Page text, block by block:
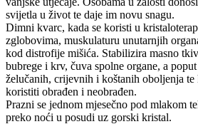
svijetla u život te daje im novu snagu.
Dimni kvarc, kada se koristi u
zglobovima, muskulaturu unutarnjih
kod distrofije mišića. Stabilizira masno
bubrege i krv, čuva spolne organe, a
želučanih, crijevnih i koštanih oboljenja
koristiti obrađen i neobrađen.
Prazni se jednom mjesečno pod mlakom
preko noći u posudi uz gorski kristal.